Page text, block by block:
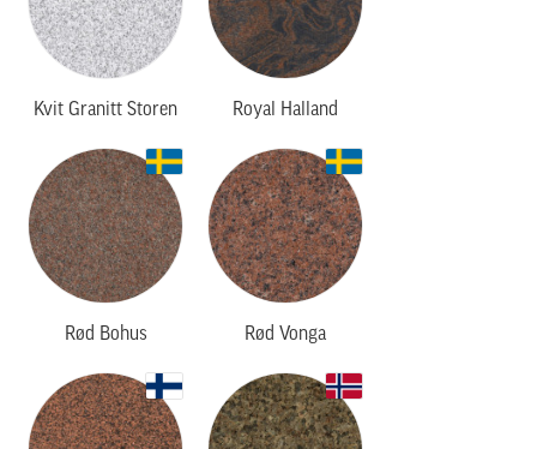
Kvit Granitt Storen Royal Halland
Rød Bohus Rød Vonga